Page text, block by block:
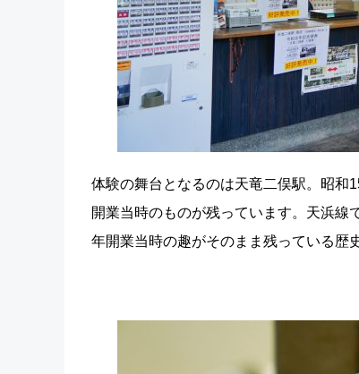
体験の舞台となるのは天竜二俣駅。昭和
開業当時のものが残っています。天浜
年開業当時の趣がそのまま残っている歴